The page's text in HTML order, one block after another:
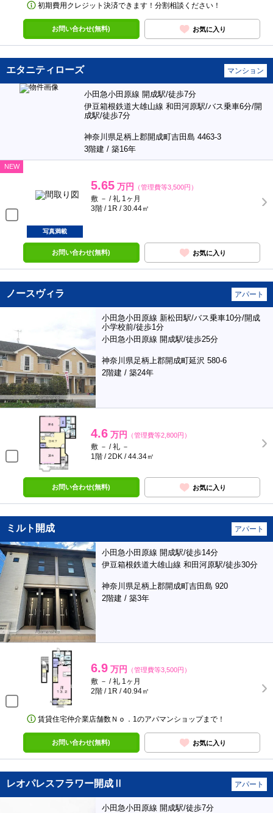
初期費用クレジット決済できます！分割相談ください！
お問い合わせ(無料) お気に入り
エタニティローズ マンション
小田急小田原線 開成駅/徒歩7分
伊豆箱根鉄道大雄山線 和田河原駅/バス乗車6分/開
成駅/徒歩7分
神奈川県足柄上郡開成町吉田島 4463-3
3階建 / 築16年
NEW
5.65 万円 （管理費等3,500円）
敷 － / 礼 1ヶ月
3階 / 1R / 30.44㎡
写真満載
お問い合わせ(無料) お気に入り
ノースヴィラ アパート
小田急小田原線 新松田駅/バス乗車10分/開成
小学校前/徒歩1分
小田急小田原線 開成駅/徒歩25分
神奈川県足柄上郡開成町延沢 580-6
2階建 / 築24年
4.6 万円 （管理費等2,800円）
敷 － / 礼 －
1階 / 2DK / 44.34㎡
お問い合わせ(無料) お気に入り
ミルト開成 アパート
小田急小田原線 開成駅/徒歩14分
伊豆箱根鉄道大雄山線 和田河原駅/徒歩30分
神奈川県足柄上郡開成町吉田島 920
2階建 / 築3年
6.9 万円 （管理費等3,500円）
敷 － / 礼 1ヶ月
2階 / 1R / 40.94㎡
賃貸住宅仲介業店舗数Ｎｏ．1のアパマンショップまで！
お問い合わせ(無料) お気に入り
レオパレスフラワー開成Ⅱ アパート
小田急小田原線 開成駅/徒歩7分